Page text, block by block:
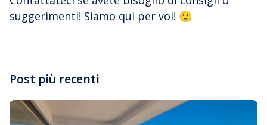
suggerimenti! Siamo qui per voi! 🙂
Post più recenti